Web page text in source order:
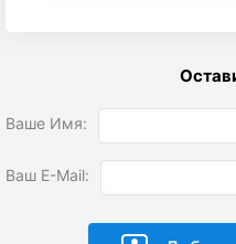
Ваше Имя:
Ваш E-Mail: